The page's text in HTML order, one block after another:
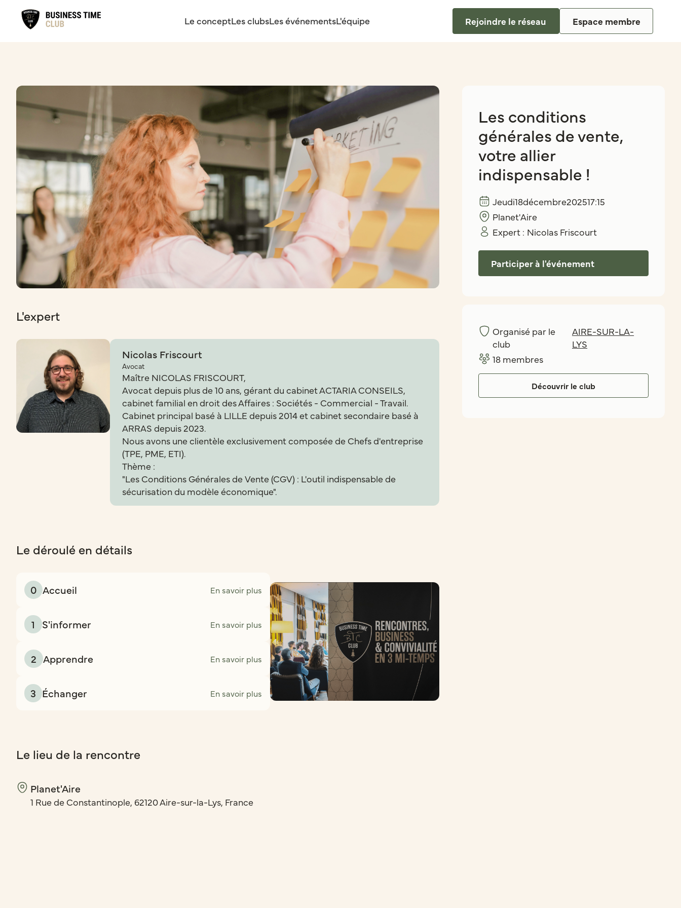
Le conceptLes clubsLes événementsL'équipe Rejoindre le réseau Espace membre
L'expert
Nicolas Friscourt
Avocat
Maître NICOLAS FRISCOURT,
Avocat depuis plus de 10 ans, gérant du cabinet ACTARIA CONSEILS,
cabinet familial en droit des Affaires : Sociétés - Commercial - Travail.
Cabinet principal basé à LILLE depuis 2014 et cabinet secondaire basé à
ARRAS depuis 2023.
Nous avons une clientèle exclusivement composée de Chefs d'entreprise
(TPE, PME, ETI).
Thème :
"Les Conditions Générales de Vente (CGV) : L'outil indispensable de
sécurisation du modèle économique".
Le déroulé en détails
0 Accueil En savoir plus
1 S'informer En savoir plus
2 Apprendre En savoir plus
3 Échanger En savoir plus
Le lieu de la rencontre
Planet'Aire
1 Rue de Constantinople, 62120 Aire-sur-la-Lys, France
Les conditions
générales de vente,
votre allier
indispensable !
Jeudi18décembre202517:15
Planet'Aire
Expert : Nicolas Friscourt
Participer à l'événement
Organisé par le
club
AIRE-SUR-LA-
LYS
18 membres
Découvrir le club